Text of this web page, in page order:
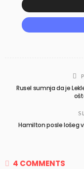
Rusel sumnja da je
Hamilton posle lošeg
4 COMMENTS